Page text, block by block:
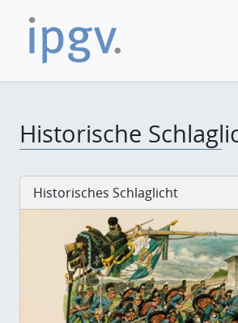
Historische
Historisches Schlaglicht